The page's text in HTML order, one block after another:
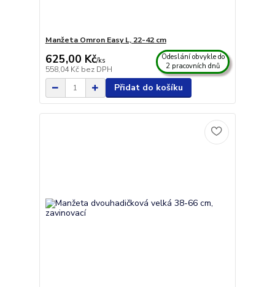
Manžeta Omron Easy L, 22-42 cm
625,00 Kč/ks
558,04 Kč bez DPH
Odeslání obvykle do
2 pracovních dnů
Přidat do košíku